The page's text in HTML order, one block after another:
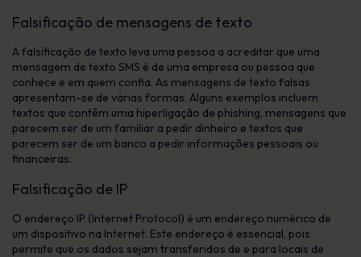
Falsificação de mensagens de texto
A falsificação de texto leva uma pessoa a acreditar que uma
mensagem de texto SMS é de uma empresa ou pessoa que
conhece e em quem confia. As mensagens de texto falsas
apresentam-se de várias formas. Alguns exemplos incluem
textos que contêm uma hiperligação de phishing, mensagens que
parecem ser de um familiar a pedir dinheiro e textos que
parecem ser de um banco a pedir informações pessoais ou
financeiras.
Falsificação de IP
O endereço IP (Internet Protocol) é um endereço numérico de
um dispositivo na Internet. Este endereço é essencial, pois
permite que os dados sejam transferidos de e para locais de